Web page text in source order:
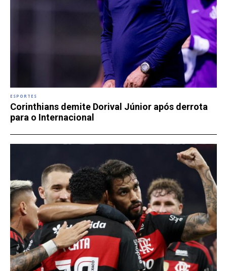
ESPORTES
Corinthians demite Dorival Júnior após derrota
para o Internacional